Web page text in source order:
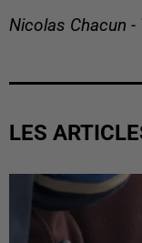
Nicolas Chacun -
LES